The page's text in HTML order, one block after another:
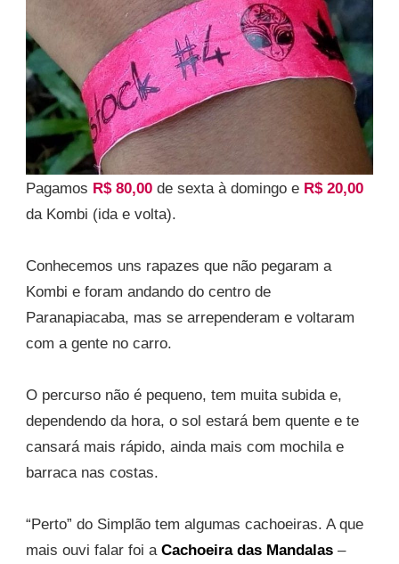
Pagamos R$ 80,00 de sexta à domingo e R$ 20,00
da Kombi (ida e volta).
Conhecemos uns rapazes que não pegaram a
Kombi e foram andando do centro de
Paranapiacaba, mas se arrependeram e voltaram
com a gente no carro.
O percurso não é pequeno, tem muita subida e,
dependendo da hora, o sol estará bem quente e te
cansará mais rápido, ainda mais com mochila e
barraca nas costas.
“Perto” do Simplão tem algumas cachoeiras. A que
mais ouvi falar foi a Cachoeira das Mandalas –